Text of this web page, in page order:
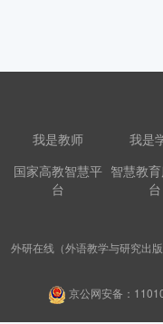
我是教师 我是
国家高教智慧平
台
智慧教
台
外研在线（外语教学与研究出
京公网安备：